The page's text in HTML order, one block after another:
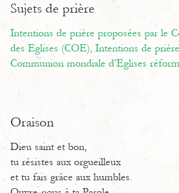
Sujets de prière
Intentions de prière proposées par le
des Eglises (COE), Intentions de
Communion mondiale d’Eglises
Oraison
Dieu saint et bon,
tu résistes aux orgueilleux
et tu fais grâce aux humbles.